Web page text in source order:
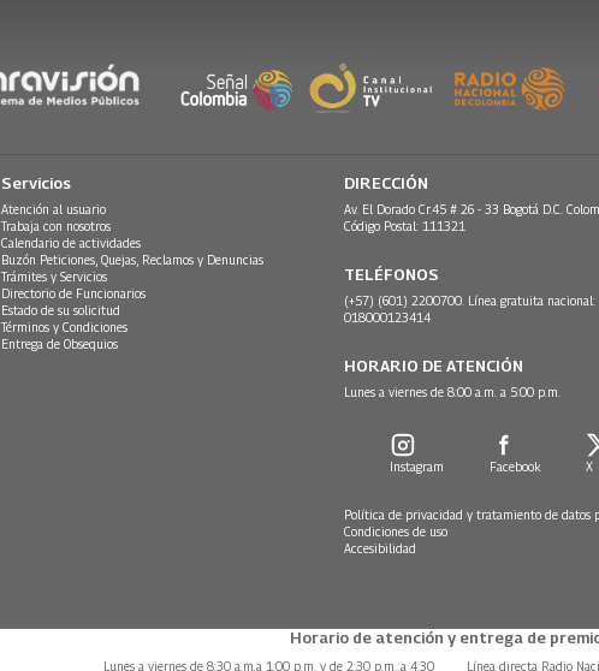
Servicios
Atención al usuario
Trabaja con nosotros
Calendario de actividades
Buzón Peticiones, Quejas, Reclamos y Denuncias
Trámites y Servicios
Directorio de Funcionarios
Estado de su solicitud
Términos y Condiciones
Entrega de Obsequios
DIRECCIÓN
Av. El Dorado Cr.45 # 26 - 33 Bogotá D.C.
Código Postal: 111321
TELÉFONOS
(+57) (601) 2200700. Línea gratuita nacional:
018000123414
HORARIO DE ATENCIÓN
Lunes a viernes de 8:00 a.m. a 5:00 p.m.
Instagram Facebook X
Política de privacidad y tratamiento de datos
Condiciones de uso
Accesibilidad
Horario de atención y entrega de
Lunes a viernes de 8:30 a.m.a 1:00 p.m. y de 2:30 p.m. a 4:30 Línea directa Radio